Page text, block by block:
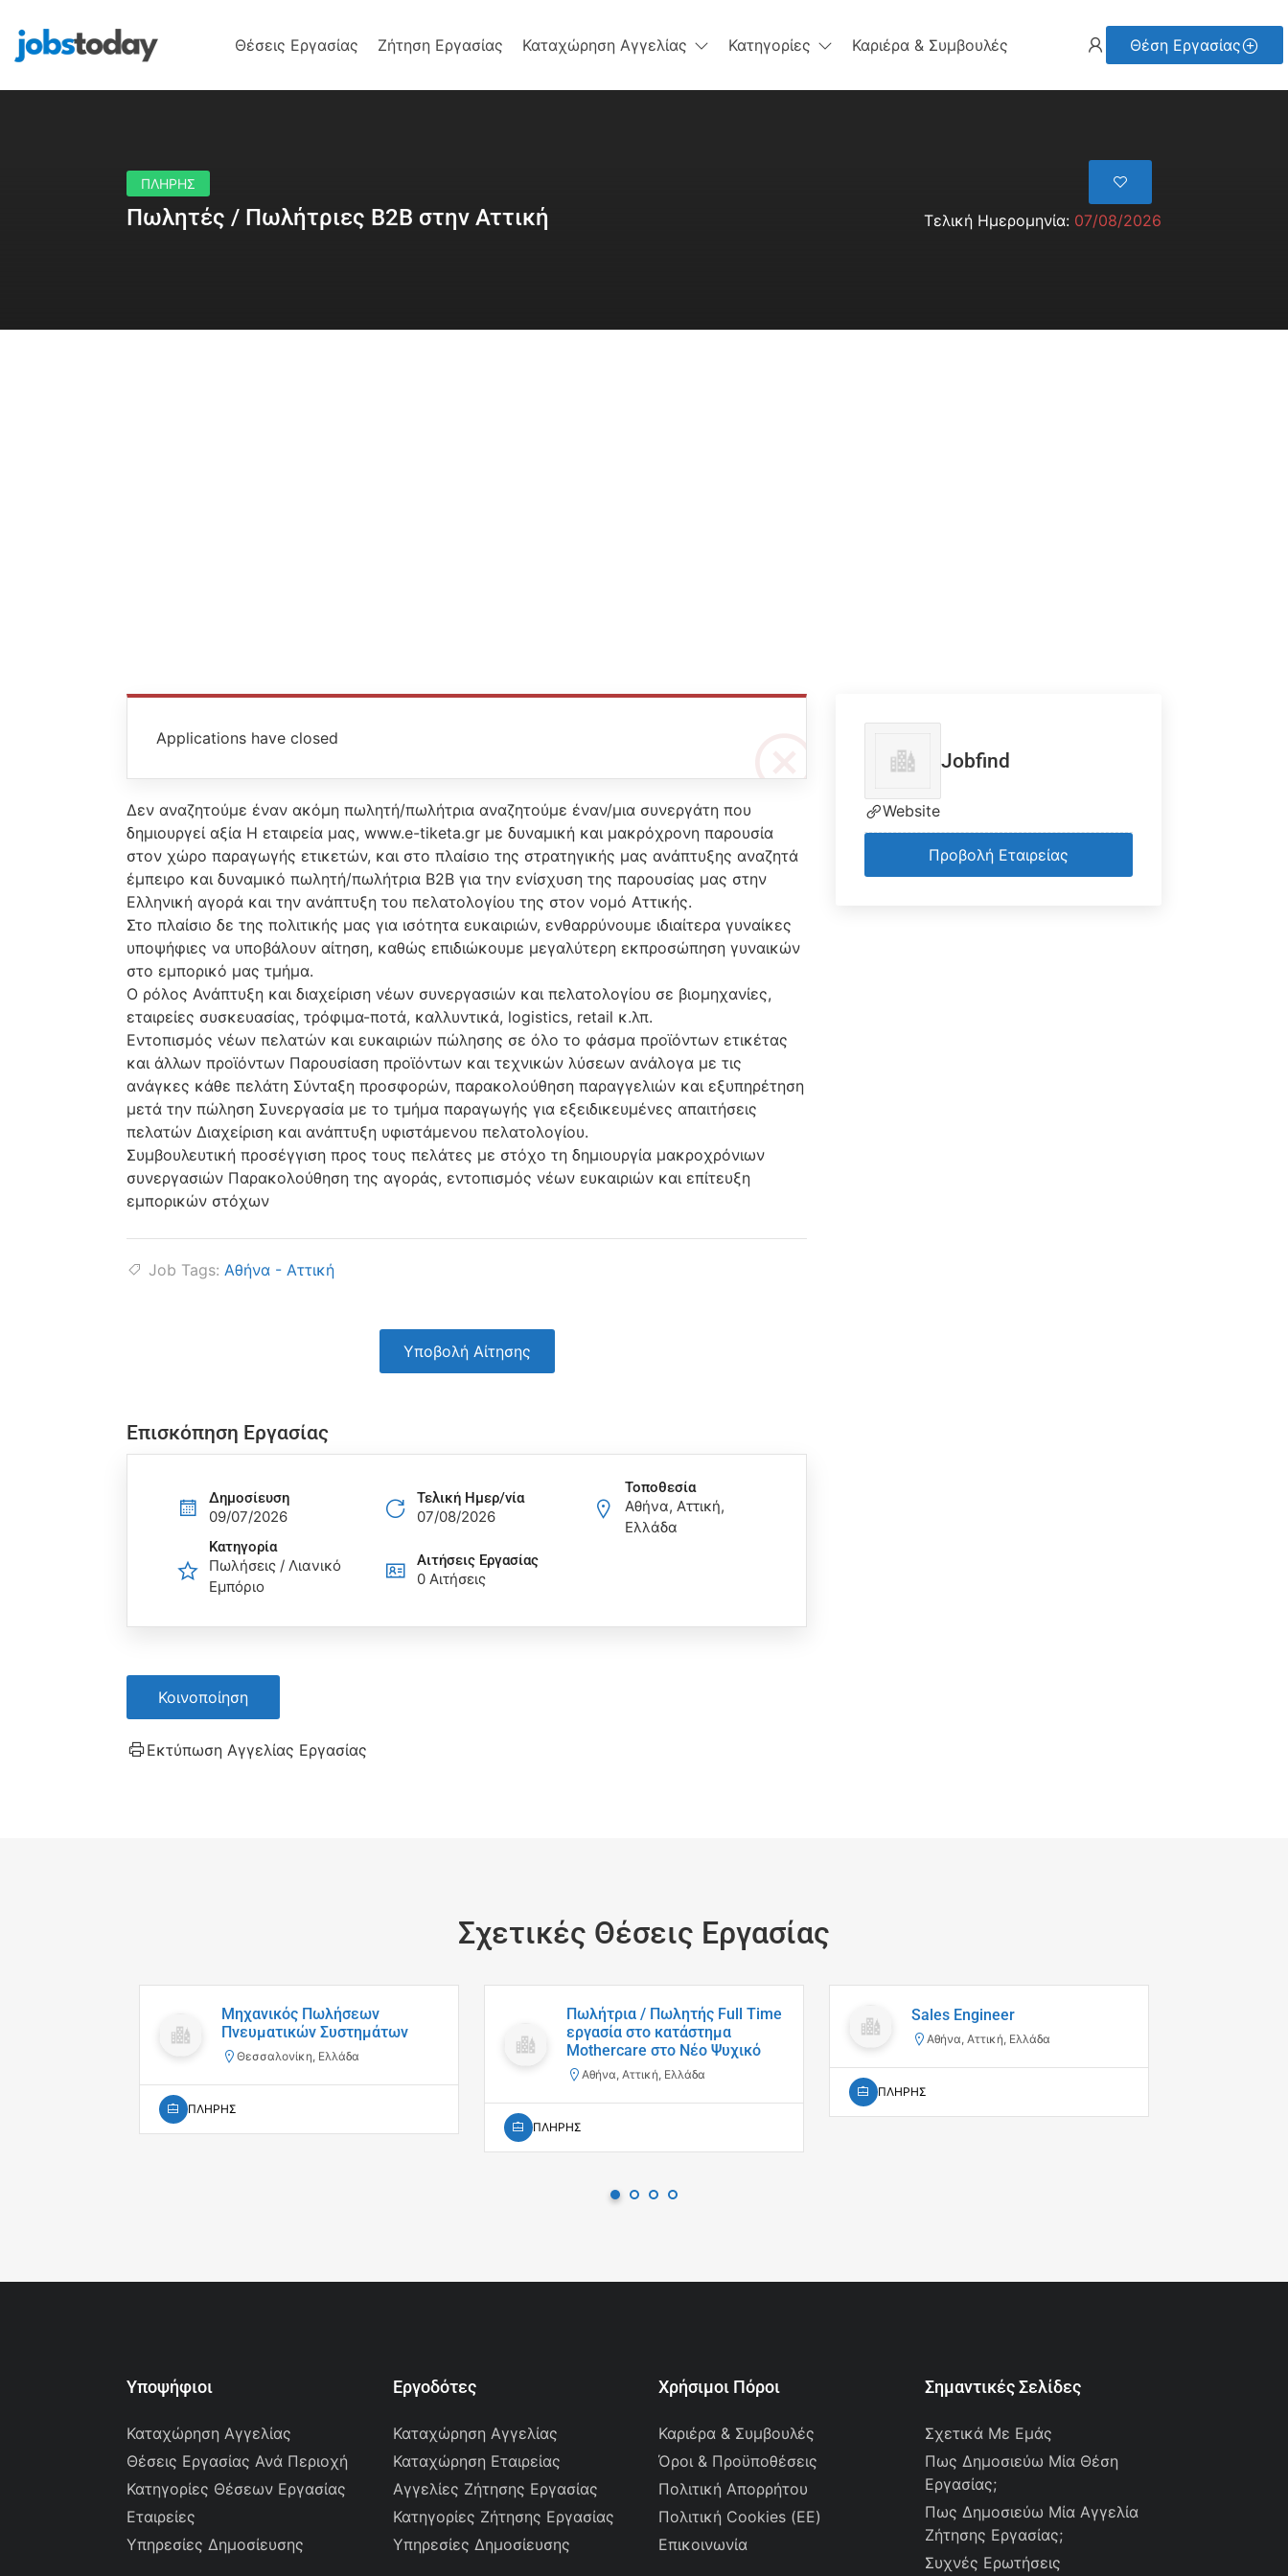
Θέσεις Εργασίας Ζήτηση Εργασίας Καταχώρηση Αγγελίας Κατηγορίες Καριέρα & Συμβουλές Θέση Εργασίας
ΠΛΗΡΗΣ
Πωλητές / Πωλήτριες B2B στην Αττική Τελική Ημερομηνία: 07/08/2026
Applications have closed
Δεν αναζητούμε έναν ακόμη πωλητή/πωλήτρια αναζητούμε έναν/μια συνεργάτη που
δημιουργεί αξία Η εταιρεία μας, www.e-tiketa.gr με δυναμική και μακρόχρονη παρουσία
στον χώρο παραγωγής ετικετών, και στο πλαίσιο της στρατηγικής μας ανάπτυξης αναζητά
έμπειρο και δυναμικό πωλητή/πωλήτρια Β2Β για την ενίσχυση της παρουσίας μας στην
Ελληνική αγορά και την ανάπτυξη του πελατολογίου της στον νομό Αττικής.
Στο πλαίσιο δε της πολιτικής μας για ισότητα ευκαιριών, ενθαρρύνουμε ιδιαίτερα γυναίκες
υποψήφιες να υποβάλουν αίτηση, καθώς επιδιώκουμε μεγαλύτερη εκπροσώπηση γυναικών
στο εμπορικό μας τμήμα.
Ο ρόλος Ανάπτυξη και διαχείριση νέων συνεργασιών και πελατολογίου σε βιομηχανίες,
εταιρείες συσκευασίας, τρόφιμα-ποτά, καλλυντικά, logistics, retail κ.λπ.
Εντοπισμός νέων πελατών και ευκαιριών πώλησης σε όλο το φάσμα προϊόντων ετικέτας
και άλλων προϊόντων Παρουσίαση προϊόντων και τεχνικών λύσεων ανάλογα με τις
ανάγκες κάθε πελάτη Σύνταξη προσφορών, παρακολούθηση παραγγελιών και εξυπηρέτηση
μετά την πώληση Συνεργασία με το τμήμα παραγωγής για εξειδικευμένες απαιτήσεις
πελατών Διαχείριση και ανάπτυξη υφιστάμενου πελατολογίου.
Συμβουλευτική προσέγγιση προς τους πελάτες με στόχο τη δημιουργία μακροχρόνιων
συνεργασιών Παρακολούθηση της αγοράς, εντοπισμός νέων ευκαιριών και επίτευξη
εμπορικών στόχων
Job Tags: Αθήνα - Αττική
Υποβολή Αίτησης
Επισκόπηση Εργασίας
Δημοσίευση
09/07/2026
Τελική Ημερ/νία
07/08/2026
Τοποθεσία
Αθήνα, Αττική,
Ελλάδα
Κατηγορία
Πωλήσεις / Λιανικό
Εμπόριο
Αιτήσεις Eργασίας
0 Αιτήσεις
Κοινοποίηση
Εκτύπωση Αγγελίας Εργασίας
Jobfind
Website
Προβολή Εταιρείας
Σχετικές Θέσεις Εργασίας
Μηχανικός Πωλήσεων
Πνευματικών Συστημάτων
Θεσσαλονίκη, Ελλάδα
ΠΛΗΡΗΣ
Πωλήτρια / Πωλητής Full Time
εργασία στο κατάστημα
Mothercare στo Νέο Ψυχικό
Αθήνα, Αττική, Ελλάδα
ΠΛΗΡΗΣ
Sales Engineer
Αθήνα, Αττική, Ελλάδα
ΠΛΗΡΗΣ
Υποψήφιοι
Καταχώρηση Αγγελίας
Θέσεις Εργασίας Ανά Περιοχή
Κατηγορίες Θέσεων Εργασίας
Εταιρείες
Υπηρεσίες Δημοσίευσης
Εργοδότες
Καταχώρηση Αγγελίας
Καταχώρηση Εταιρείας
Αγγελίες Ζήτησης Εργασίας
Κατηγορίες Ζήτησης Εργασίας
Υπηρεσίες Δημοσίευσης
Χρήσιμοι Πόροι
Καριέρα & Συμβουλές
Όροι & Προϋποθέσεις
Πολιτική Απορρήτου
Πολιτική Cookies (ΕΕ)
Επικοινωνία
Σημαντικές Σελίδες
Σχετικά Με Εμάς
Πως Δημοσιεύω Μία Θέση
Εργασίας;
Πως Δημοσιεύω Μία Αγγελία
Ζήτησης Εργασίας;
Συχνές Ερωτήσεις